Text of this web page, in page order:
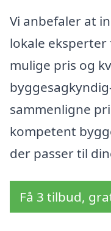
Vi anbefaler at
lokale
mulige pris og
sammenligne
kompetent
der passer til
Få 3 tilbud,